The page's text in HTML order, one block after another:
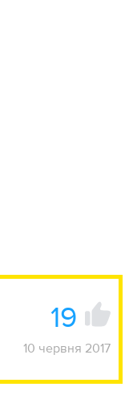
19
10 червня 2017